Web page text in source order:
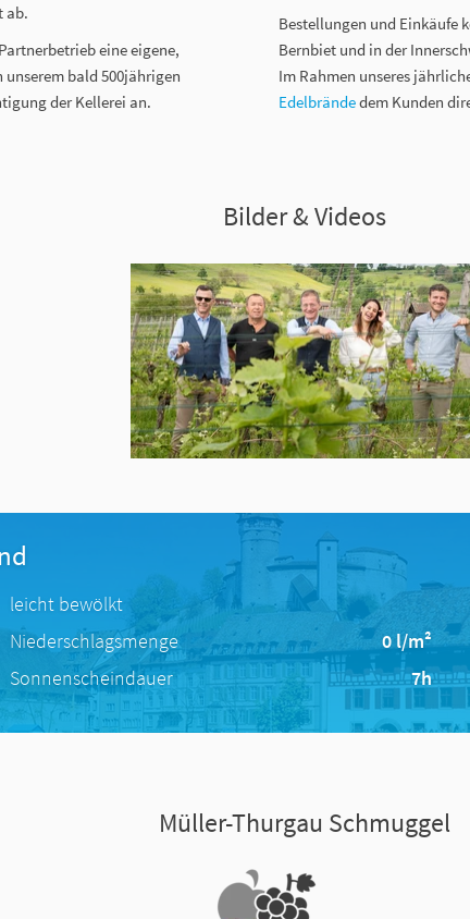
ab.
eine eigene,
bald 500jährigen
der Kellerei an.
Bestellungen und Einkäufe
Bernbiet und in der
Im Rahmen unseres
Edelbrändedem Kunden
Bilder & Videos
leicht bewölkt
Niederschlagsmenge
0 l/m²
Sonnenscheindauer
7h
Müller-Thurgau Schmuggel